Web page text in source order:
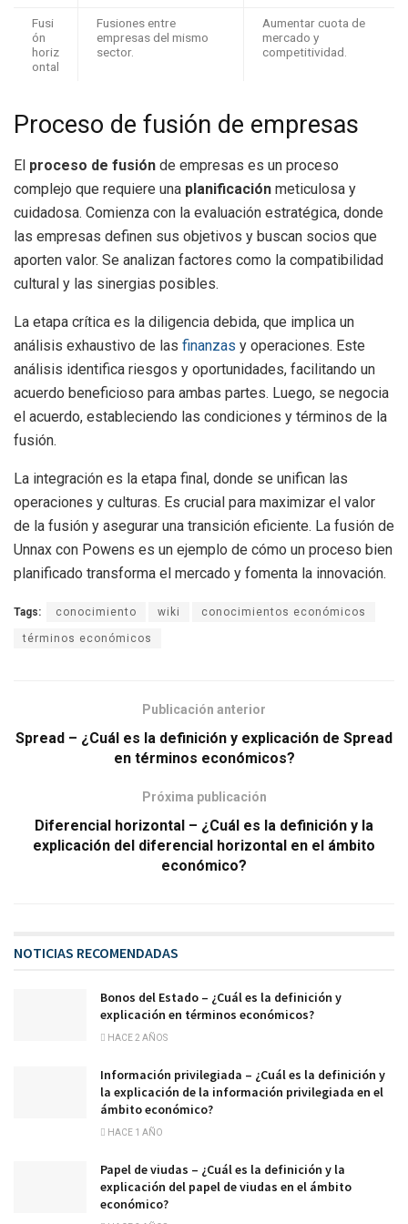
Fusi
ón
horiz
ontal
Fusiones entre
empresas del mismo
sector.
Aumentar cuota de
mercado y
competitividad.
Proceso de fusión de empresas
El proceso de fusión de empresas es un proceso
complejo que requiere una planificación meticulosa y
cuidadosa. Comienza con la evaluación estratégica, donde
las empresas definen sus objetivos y buscan socios que
aporten valor. Se analizan factores como la compatibilidad
cultural y las sinergias posibles.
La etapa crítica es la diligencia debida, que implica un
análisis exhaustivo de las finanzas y operaciones. Este
análisis identifica riesgos y oportunidades, facilitando un
acuerdo beneficioso para ambas partes. Luego, se negocia
el acuerdo, estableciendo las condiciones y términos de la
fusión.
La integración es la etapa final, donde se unifican las
operaciones y culturas. Es crucial para maximizar el valor
de la fusión y asegurar una transición eficiente. La fusión de
Unnax con Powens es un ejemplo de cómo un proceso bien
planificado transforma el mercado y fomenta la innovación.
Tags: conocimiento wiki conocimientos económicos
términos económicos
Publicación anterior
Spread – ¿Cuál es la definición y explicación de Spread
en términos económicos?
Próxima publicación
Diferencial horizontal – ¿Cuál es la definición y la
explicación del diferencial horizontal en el ámbito
económico?
NOTICIAS RECOMENDADAS
Bonos del Estado – ¿Cuál es la definición y
explicación en términos económicos?
HACE 2 AÑOS
Información privilegiada – ¿Cuál es la definición y
la explicación de la información privilegiada en el
ámbito económico?
HACE 1 AÑO
Papel de viudas – ¿Cuál es la definición y la
explicación del papel de viudas en el ámbito
económico?